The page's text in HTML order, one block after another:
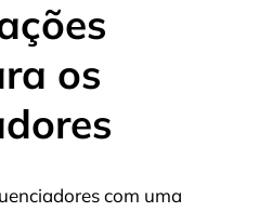
os
com uma